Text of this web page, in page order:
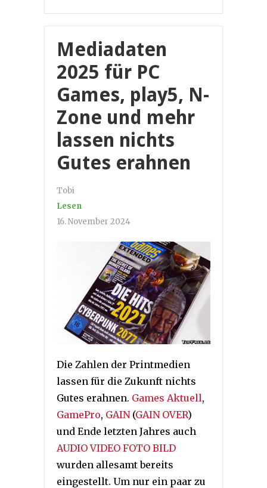
Mediadaten
2025 für PC
Games, play5, N-
Zone und mehr
lassen nichts
Gutes erahnen
Tobi
Lesen
16. November 2024
Die Zahlen der Printmedien
lassen für die Zukunft nichts
Gutes erahnen. Games Aktuell,
GamePro, GAIN(GAIN OVER)
und Ende letzten Jahres auch
AUDIO VIDEO FOTO BILD
wurden allesamt bereits
eingestellt. Um nur ein paar zu